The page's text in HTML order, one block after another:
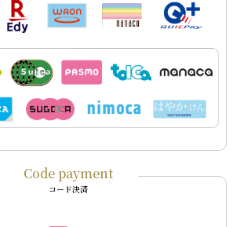
Code payment
コード決済